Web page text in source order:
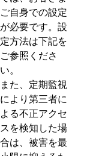
ご自身での設定
が必要です。設
定方法は下記を
ご参照くださ
い。
また、定期監視
により第三者に
よる不正アクセ
スを検知した場
合は、被害を最